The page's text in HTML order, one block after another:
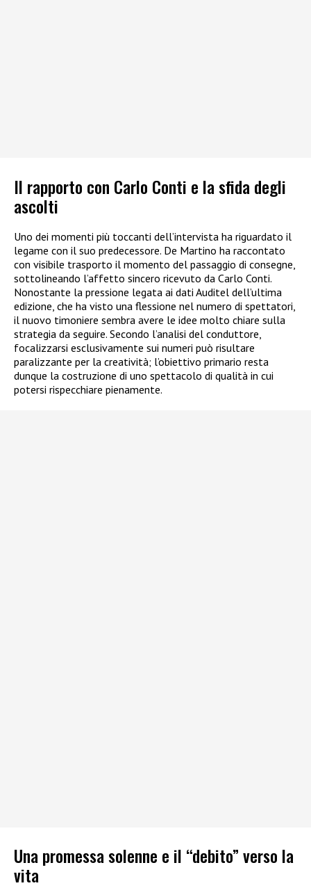
Il rapporto con Carlo Conti e la sfida degli
ascolti
Uno dei momenti più toccanti dell’intervista ha riguardato il
legame con il suo predecessore. De Martino ha raccontato
con visibile trasporto il momento del passaggio di consegne,
sottolineando l’affetto sincero ricevuto da Carlo Conti.
Nonostante la pressione legata ai dati Auditel dell’ultima
edizione, che ha visto una flessione nel numero di spettatori,
il nuovo timoniere sembra avere le idee molto chiare sulla
strategia da seguire. Secondo l’analisi del conduttore,
focalizzarsi esclusivamente sui numeri può risultare
paralizzante per la creatività; l’obiettivo primario resta
dunque la costruzione di uno spettacolo di qualità in cui
potersi rispecchiare pienamente.
Una promessa solenne e il “debito” verso la
vita